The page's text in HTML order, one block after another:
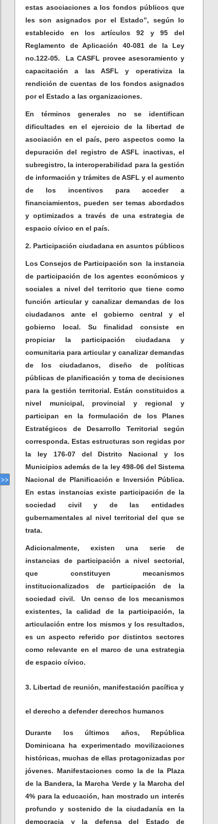
estas asociaciones a los fondos públicos que
les son asignados por el Estado”, según lo
establecido en los artículos 92 y 95 del
Reglamento de Aplicación 40-081 de la Ley
no.122-05. La CASFL provee asesoramiento y
capacitación a las ASFL y operativiza la
rendición de cuentas de los fondos asignados
por el Estado a las organizaciones.
En términos generales no se identifican
dificultades en el ejercicio de la libertad de
asociación en el país, pero aspectos como la
depuración del registro de ASFL inactivas, el
subregistro, la interoperabilidad para la gestión
de información y trámites de ASFL y el aumento
de los incentivos para acceder a
financiamientos, pueden ser temas abordados
y optimizados a través de una estrategia de
espacio cívico en el país.
2. Participación ciudadana en asuntos públicos
Los Consejos de Participación son la instancia
de participación de los agentes económicos y
sociales a nivel del territorio que tiene como
función articular y canalizar demandas de los
ciudadanos ante el gobierno central y el
gobierno local. Su finalidad consiste en
propiciar la participación ciudadana y
comunitaria para articular y canalizar demandas
de los ciudadanos, diseño de políticas
públicas de planificación y toma de decisiones
para la gestión territorial. Están constituidos a
nivel municipal, provincial y regional y
participan en la formulación de los Planes
Estratégicos de Desarrollo Territorial según
corresponda. Estas estructuras son regidas por
la ley 176-07 del Distrito Nacional y los
Municipios además de la ley 498-06 del Sistema
Nacional de Planificación e Inversión Pública.
En estas instancias existe participación de la
sociedad civil y de las entidades
gubernamentales al nivel territorial del que se
trata.
Adicionalmente, existen una serie de
instancias de participación a nivel sectorial,
que constituyen mecanismos
institucionalizados de participación de la
sociedad civil. Un censo de los mecanismos
existentes, la calidad de la participación, la
articulación entre los mismos y los resultados,
es un aspecto referido por distintos sectores
como relevante en el marco de una estrategia
de espacio cívico.
3. Libertad de reunión, manifestación pacífica y
el derecho a defender derechos humanos
Durante los últimos años, República
Dominicana ha experimentado movilizaciones
históricas, muchas de ellas protagonizadas por
jóvenes. Manifestaciones como la de la Plaza
de la Bandera, la Marcha Verde y la Marcha del
4% para la educación, han mostrado un interés
profundo y sostenido de la ciudadanía en la
democracia y la defensa del Estado de